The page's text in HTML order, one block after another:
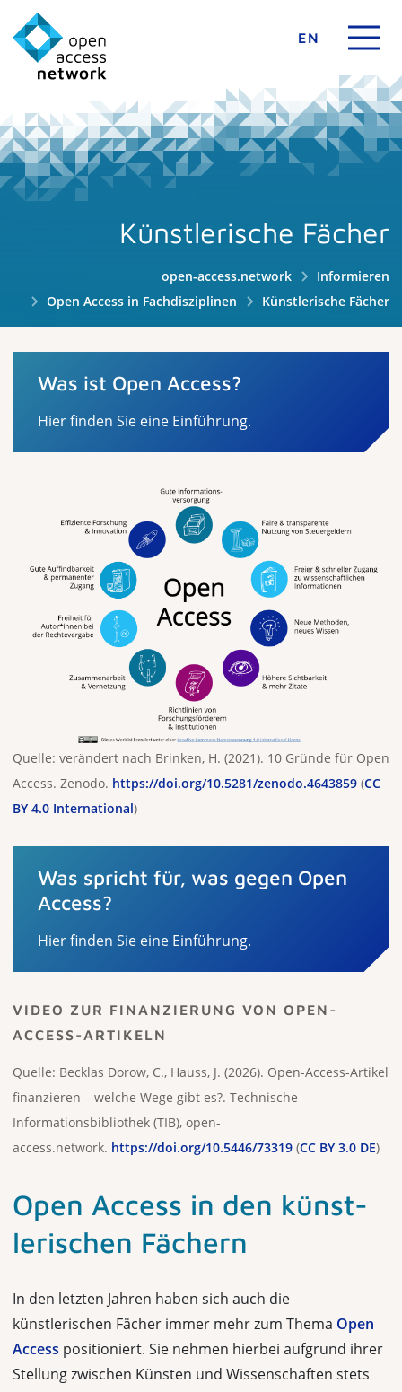
EN
Künstlerische Fächer
open-access.network
Informieren
Open Access in Fachdisziplinen
Künstlerische Fächer
Was ist Open Access?
Hier finden Sie eine Einführung.
Quelle: verändert nach Brinken, H. (2021). 10 Gründe für Open
Access. Zenodo. https://doi.org/10.5281/zenodo.4643859 (CC
BY 4.0 International)
Was spricht für, was gegen Open
Access?
Hier finden Sie eine Einführung.
VIDEO ZUR FINANZIERUNG VON OPEN-
ACCESS-ARTIKELN
Quelle: Becklas Dorow, C., Hauss, J. (2026). Open-Access-Artikel
finanzieren – welche Wege gibt es?. Technische
Informationsbibliothek (TIB), open-
access.network. https://doi.org/10.5446/73319 (CC BY 3.0 DE)
Open Access in den künst­
lerischen Fächern
In den letzten Jahren haben sich auch die
künstlerischen Fächer immer mehr zum Thema Open
Access positioniert. Sie nehmen hierbei aufgrund ihrer
Stellung zwischen Künsten und Wissenschaften stets